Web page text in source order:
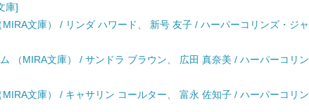
庫]
文庫） / リンダ ハワード、 新号 友子 / ハーパーコリンズ・ジャ
（MIRA文庫） / サンドラ ブラウン、 広田 真奈美 / ハーパーコリン
文庫） / キャサリン コールター、 富永 佐知子 / ハーパーコリン